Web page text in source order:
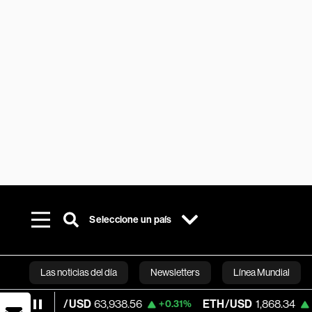
Seleccione un país
Las noticias del día Newsletters Línea Mundial
Bloomberg
63,938.56 +0.31% ETH/USD 1,868.34 +0.05%